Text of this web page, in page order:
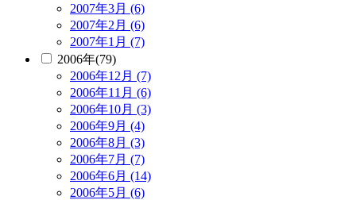
2007年3月 (6)
2007年2月 (6)
2007年1月 (7)
2006年(79)
2006年12月 (7)
2006年11月 (6)
2006年10月 (3)
2006年9月 (4)
2006年8月 (3)
2006年7月 (7)
2006年6月 (14)
2006年5月 (6)